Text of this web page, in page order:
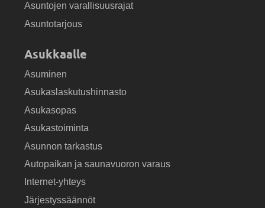
Asuntojen varallisuusrajat
Asuntotarjous
Asukkaalle
Asuminen
Asukaslaskutushinnasto
Asukasopas
Asukastoiminta
Asunnon tarkastus
Autopaikan ja saunavuoron varaus
Internet-yhteys
Järjestyssäännöt